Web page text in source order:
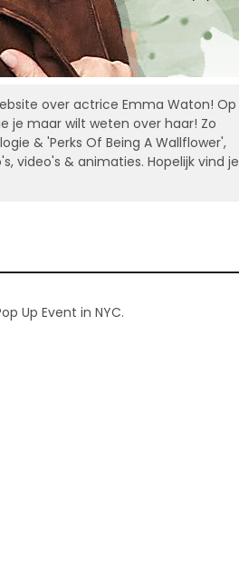
over actrice Emma Waton! Op
je maar wilt weten over haar! Zo
& 'Perks Of Being A Wallflower',
video's & animaties. Hopelijk vind je
Up Event in NYC.